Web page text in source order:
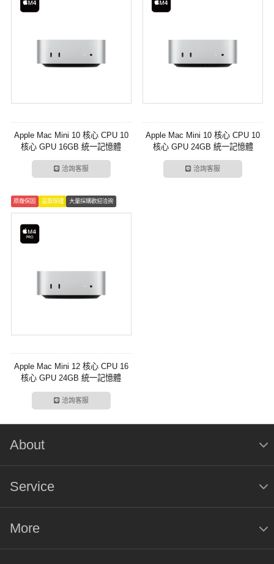
Apple Mac Mini 10 核心 CPU 10
核心 GPU 16GB 統一記憶體
512GB SSD 儲存裝置
洽詢客服
Apple Mac Mini 10 核心 CPU 10
核心 GPU 24GB 統一記憶體
512GB SSD 儲存裝置
洽詢客服
原廠保固 品質保證 大量採購歡迎洽詢
Apple Mac Mini 12 核心 CPU 16
核心 GPU 24GB 統一記憶體
512GB SSD 儲存裝置
洽詢客服
About
Service
More